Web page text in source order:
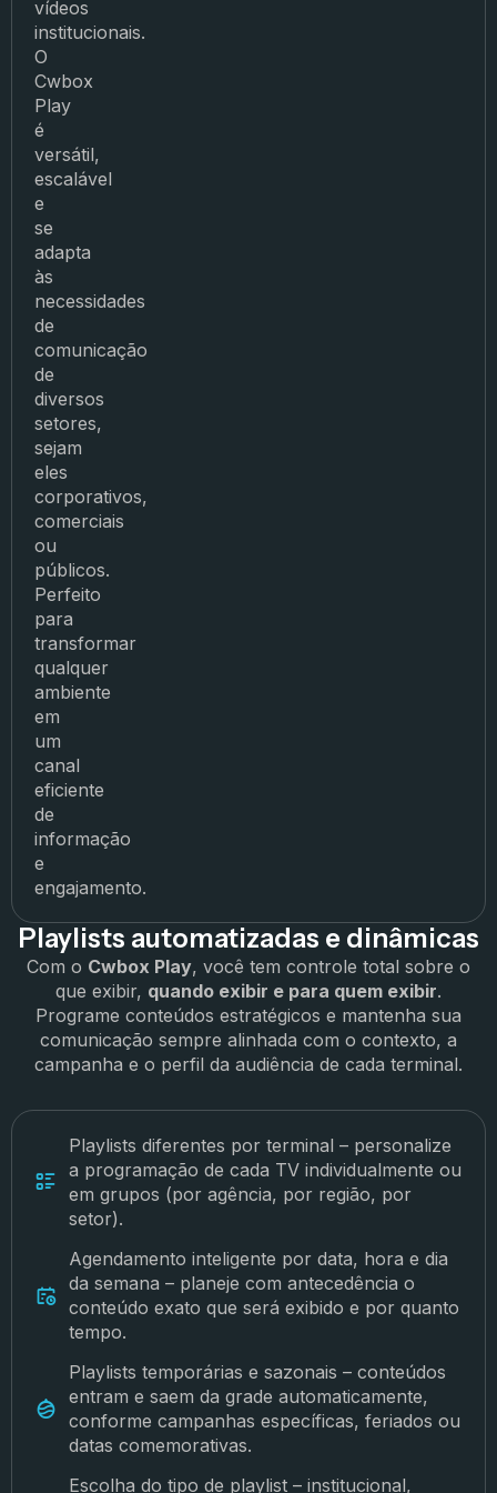
vídeos
institucionais.
O
Cwbox
Play
é
versátil,
escalável
e
se
adapta
às
necessidades
de
comunicação
de
diversos
setores,
sejam
eles
corporativos,
comerciais
ou
públicos.
Perfeito
para
transformar
qualquer
ambiente
em
um
canal
eficiente
de
informação
e
engajamento.
Playlists automatizadas e dinâmicas
Com o Cwbox Play, você tem controle total sobre o
que exibir, quando exibir e para quem exibir.
Programe conteúdos estratégicos e mantenha sua
comunicação sempre alinhada com o contexto, a
campanha e o perfil da audiência de cada terminal.
Playlists diferentes por terminal – personalize
a programação de cada TV individualmente ou
em grupos (por agência, por região, por
setor).
Agendamento inteligente por data, hora e dia
da semana – planeje com antecedência o
conteúdo exato que será exibido e por quanto
tempo.
Playlists temporárias e sazonais – conteúdos
entram e saem da grade automaticamente,
conforme campanhas específicas, feriados ou
datas comemorativas.
Escolha do tipo de playlist – institucional,